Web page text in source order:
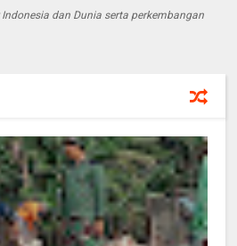
dan Dunia serta perkembangan